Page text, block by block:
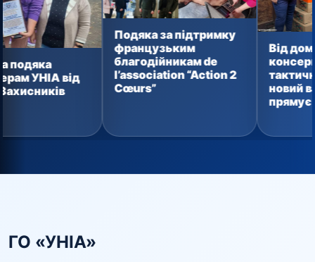
Подяка за підтримку
французьким
благодійникам de
l’association “Action 2
Cœurs”
Від домашньої
консервації до
тактичних аптечок:
новий вантаж уже
прямує захисникам
ГО «УНІА»